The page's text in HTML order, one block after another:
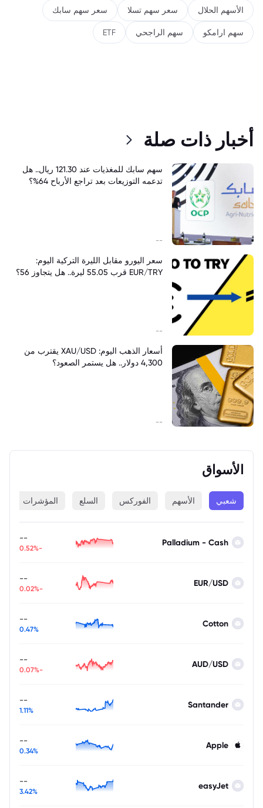
الأسواق
شعبي الأسهم الفوركس السلع المؤشرات
Palladium - Cash
--
-0.52%
EUR/USD
--
-0.02%
Cotton
--
0.47%
AUD/USD
--
-0.07%
Santander
--
1.11%
Apple
--
0.34%
easyJet
--
3.42%
الأسهم الحلال سعر سهم تسلا سعر سهم سابك
سهم ارامكو سهم الراجحي ETF
أخبار ذات صلة
سهم سابك للمغذيات عند 121.30 ريال.. هل
تدعمه التوزيعات بعد تراجع الأرباح 64%؟
--
سعر اليورو مقابل الليرة التركية اليوم:
EUR/TRY قرب 55.05 ليرة.. هل يتجاوز 56؟
--
أسعار الذهب اليوم: XAU/USD يقترب من
4,300 دولار.. هل يستمر الصعود؟
--